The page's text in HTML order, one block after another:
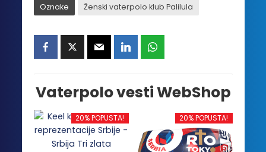
Oznake Ženski vaterpolo klub Palilula
Vaterpolo vesti WebShop
20% POPUSTA! 20% POPUSTA!